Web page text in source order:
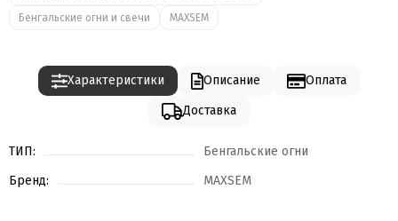
Бенгальские огни и свечи
MAXSEM
Характеристики Описание
Оплата
Доставка
ТИП:
Бенгальские огни
Бренд:
MAXSEM